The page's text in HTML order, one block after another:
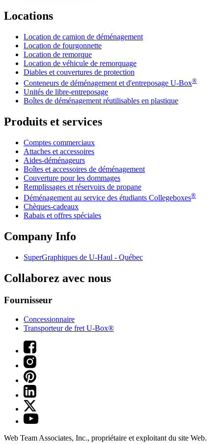
Locations
Location de camion de déménagement
Location de fourgonnette
Location de remorque
Location de véhicule de remorquage
Diables et couvertures de protection
Conteneurs de déménagement et d'entreposage U-Box®
Unités de libre-entreposage
Boîtes de déménagement réutilisables en plastique
Produits et services
Comptes commerciaux
Attaches et accessoires
Aides-déménageurs
Boîtes et accessoires de déménagement
Couverture pour les dommages
Remplissages et réservoirs de propane
Déménagement au service des étudiants Collegeboxes®
Chèques-cadeaux
Rabais et offres spéciales
Company Info
SuperGraphiques de U-Haul - Québec
Collaborez avec nous
Fournisseur
Concessionnaire
Transporteur de fret U-Box®
Web Team Associates, Inc., propriétaire et exploitant du site Web.